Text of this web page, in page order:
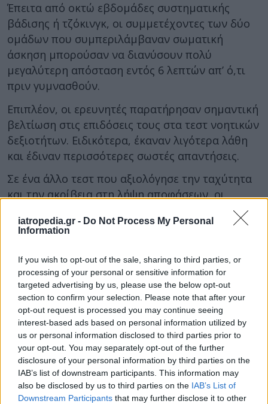
iatropedia.gr - Do Not Process My Personal
Information
If you wish to opt-out of the sale, sharing to third parties, or
processing of your personal or sensitive information for
targeted advertising by us, please use the below opt-out
section to confirm your selection. Please note that after your
opt-out request is processed you may continue seeing
interest-based ads based on personal information utilized by
us or personal information disclosed to third parties prior to
your opt-out. You may separately opt-out of the further
disclosure of your personal information by third parties on the
IAB’s list of downstream participants. This information may
also be disclosed by us to third parties on the IAB’s List of
Downstream Participants that may further disclose it to other
Έπειτα από οκτώ εβδομάδες συστηματικής
βάδισης ή τζόκινγκ, οι συμμετέχοντες των δύο
ομάδων που συμπεριλάμβαναν σωματική
άσκηση μπορούσαν να διανύσουν πολύ
μεγαλύτερη απόσταση εντός 6 λεπτών απ’ ό,τι
πριν γυμνασθούν.
Επιπλέον, οι ερευνητές παρατήρησαν σημαντική
βελτίωση στις επιδόσεις τους στα τεστ νοητικών
δεξιοτήτων. Ειδικότερα, έκαναν λιγότερα λάθη
και έδιναν περισσότερες σωστές απαντήσεις.
Σε ένα άλλο τεστ που αξιολόγησε την ταχύτητα
και την ακρίβεια στη λήψη αποφάσεων, οι
ερευνητές παρατήρησαν σημαντική βελτίωση σε
όλες τις ομάδες, πλην της ομάδας ελέγχου.
είναι μία υποσυνείδητη πράξη για τους
περισσότερους ανθρώπους, για τους πάσχοντες
από σύνδρομο Down είναι αρκετά απαιτητική.
Και αυτό διότι απαιτεί να συγκεντρώνουν την
προσοχή τους και να βρίσκονται σε εγρήγορση
κατά τη διενέργειά της. Αυτή η νοητική
υπερπροσπάθεια πιστεύεται ότι οδηγεί στη
νοητική εξέλιξή τους.
Η βάδιση και γενικότερα η άσκηση, δεν αποτελεί μία